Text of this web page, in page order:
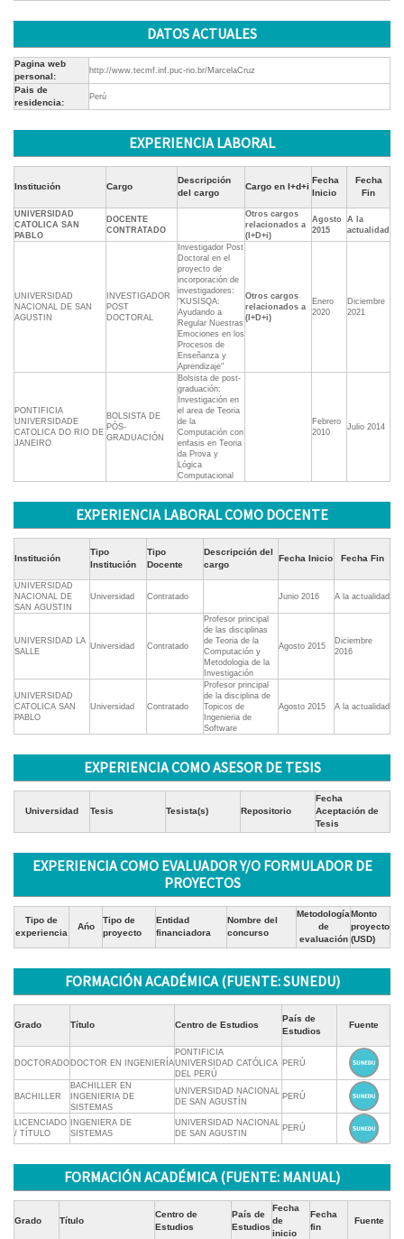
DATOS ACTUALES
Pagina web
personal:
http://www.tecmf.inf.puc-rio.br/MarcelaCruz
Pais de
residencia:
Perú
EXPERIENCIA LABORAL
Institución Cargo
Descripción
del cargo
Cargo en I+d+i
Fecha
Inicio
Fecha
Fin
UNIVERSIDAD
CATOLICA SAN
PABLO
DOCENTE
CONTRATADO
Otros cargos
relacionados a
(I+D+i)
Agosto
2015
A la
actualidad
UNIVERSIDAD
NACIONAL DE SAN
AGUSTIN
INVESTIGADOR
POST
DOCTORAL
Investigador Post
Doctoral en el
proyecto de
incorporación de
investigadores:
"KUSISQA:
Ayudando a
Regular Nuestras
Emociones en los
Procesos de
Enseñanza y
Aprendizaje"
Otros cargos
relacionados a
(I+D+i)
Enero
2020
Diciembre
2021
PONTIFICIA
UNIVERSIDADE
CATOLICA DO RIO DE
JANEIRO
BOLSISTA DE
PÓS-
GRADUACIÓN
Bolsista de post-
graduación:
Investigación en
el area de Teoria
de la
Computación con
enfasis en Teoria
da Prova y
Lógica
Computacional
Febrero
2010
Julio 2014
EXPERIENCIA LABORAL COMO DOCENTE
Institución
Tipo
Institución
Tipo
Docente
Descripción del
cargo
Fecha Inicio Fecha Fin
UNIVERSIDAD
NACIONAL DE
SAN AGUSTIN
Universidad Contratado Junio 2016 A la actualidad
UNIVERSIDAD LA
SALLE
Universidad Contratado
Profesor principal
de las disciplinas
de Teoria de la
Computación y
Metodologia de la
Investigación
Agosto 2015
Diciembre
2016
UNIVERSIDAD
CATOLICA SAN
PABLO
Universidad Contratado
Profesor principal
de la disciplina de
Topicos de
Ingenieria de
Software
Agosto 2015 A la actualidad
EXPERIENCIA COMO ASESOR DE TESIS
Universidad Tesis Tesista(s) Repositorio
Fecha
Aceptación de
Tesis
EXPERIENCIA COMO EVALUADOR Y/O FORMULADOR DE
PROYECTOS
Tipo de
experiencia
Ańo
Tipo de
proyecto
Entidad
financiadora
Nombre del
concurso
Metodología
de
evaluación
Monto
proyecto
(USD)
FORMACIÓN ACADÉMICA (FUENTE: SUNEDU)
Grado Título Centro de Estudios
País de
Estudios
Fuente
DOCTORADO DOCTOR EN INGENIERÍA
PONTIFICIA
UNIVERSIDAD CATÓLICA
DEL PERÚ
PERÚ
BACHILLER
BACHILLER EN
INGENIERIA DE
SISTEMAS
UNIVERSIDAD NACIONAL
DE SAN AGUSTÍN
PERÚ
LICENCIADO
/ TÍTULO
INGENIERA DE
SISTEMAS
UNIVERSIDAD NACIONAL
DE SAN AGUSTIN
PERÚ
FORMACIÓN ACADÉMICA (FUENTE: MANUAL)
Grado Título
Centro de
Estudios
País de
Estudios
Fecha
de
inicio
Fecha
fin
Fuente